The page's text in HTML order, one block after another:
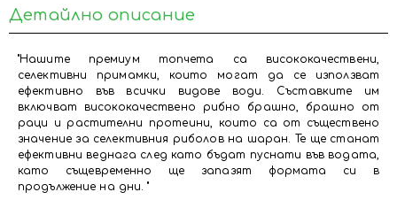
Детайлно описание
"Нашите премиум топчета са висококачествени,
селективни примамки, които могат да се използват
ефективно във всички видове води. Съставките им
включват висококачествено рибно брашно, брашно от
раци и растителни протеини, които са от съществено
значение за селективния риболов на шаран. Те ще станат
ефективни веднага след като бъдат пуснати във водата,
като същевременно ще запазят формата си в
продължение на дни. "